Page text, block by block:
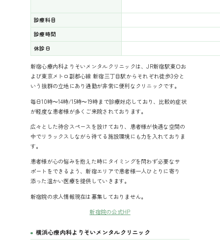
診療科目
診療時間
休診日
新宿心療内科よりそいメンタルクリニックは、JR新宿駅東口お
よび東京メトロ副都心線 新宿三丁目駅からそれぞれ徒歩3分と
いう抜群の立地にあり通勤が非常に便利なクリニックです。
毎日10時〜14時/15時〜19時まで診療対応しており、比較的症状
が軽度な患者様が多くご来院されております。
広々とした待合スペースを設けており、患者様が快適な空間の
中でリラックスしながら待てる施設環境にも力を入れておりま
す。
患者様が心の悩みを抱えた時にタイミングを問わず必要なサ
ポートをできるよう、新宿エリアで患者様一人ひとりに寄り
添った温かい医療を提供していきます。
新宿院の求人情報現在は募集しておりません。
新宿院の公式HP
横浜心療内科よりそいメンタルクリニック